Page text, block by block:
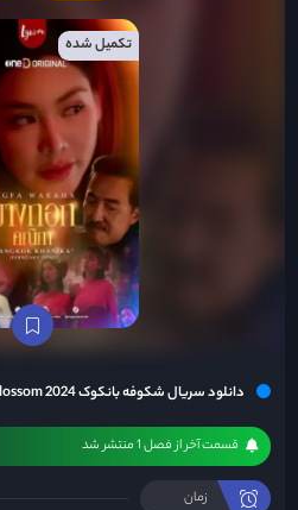
دانلود سریال شکوفه بانکوک Bangkok Blossom 2024
قسمت آخر از فصل 1 منتشر شد
زمان
تکمیل شده